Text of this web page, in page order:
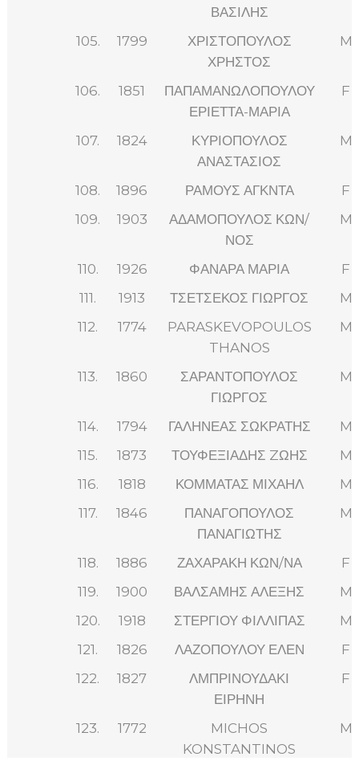
ΒΑΣΙΛΗΣ
105. 1799
ΧΡΙΣΤΟΠΟΥΛΟΣ
ΧΡΗΣΤΟΣ
M
106. 1851
ΠΑΠΑΜΑΝΩΛΟΠΟΥΛΟΥ
ΕΡΙΕΤΤΑ-ΜΑΡΙΑ
F
107. 1824
ΚΥΡΙΟΠΟΥΛΟΣ
ΑΝΑΣΤΑΣΙΟΣ
M
108. 1896 ΡΑΜΟΥΣ ΑΓΚΝΤΑ
F
109.
1903
ΑΔΑΜΟΠΟΥΛΟΣ ΚΩΝ/
ΝΟΣ
M
110. 1926 ΦΑΝΑΡΑ ΜΑΡΙΑ
F
111.
1913 ΤΣΕΤΣΕΚΟΣ ΓΙΩΡΓΟΣ
M
112.
1774
PARASKEVOPOULOS
THANOS
M
113. 1860
ΣΑΡΑΝΤΟΠΟΥΛΟΣ
ΓΙΩΡΓΟΣ
M
114. 1794 ΓΑΛΗΝΕΑΣ ΣΩΚΡΑΤΗΣ
M
115.
1873 ΤΟΥΦΕΞΙΑΔΗΣ ZΩΗΣ
M
116.
1818 ΚΟΜΜΑΤΑΣ ΜΙΧΑΗΛ
M
117.
1846
ΠΑΝΑΓΟΠΟΥΛΟΣ
ΠΑΝΑΓΙΩΤΗΣ
M
118. 1886 ΖΑΧΑΡΑΚΗ ΚΩΝ/ΝΑ
F
119.
1900 ΒΑΛΣΑΜΗΣ ΑΛΕΞΗΣ
M
120.
1918 ΣΤΕΡΓΙΟΥ ΦΙΛΛΙΠΑΣ
M
121.
1826 ΛΑΖΟΠΟΥΛΟΥ ΕΛΕΝ
F
122.
1827
ΛΜΠΡΙΝΟΥΔΑΚΙ
ΕΙΡΗΝΗ
F
123. 1772
MICHOS
KONSTANTINOS
M